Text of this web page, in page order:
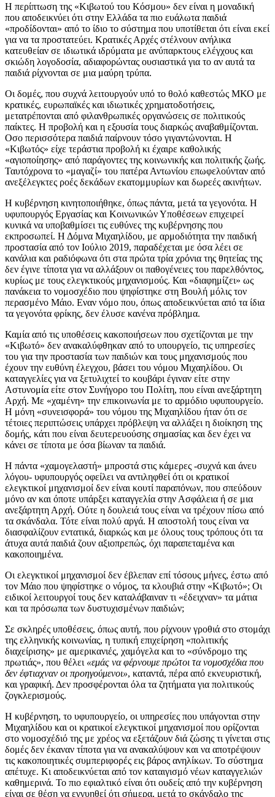
Η περίπτωση της «Κιβωτού του Κόσμου» δεν είναι η μοναδική
που αποδεικνύει ότι στην Ελλάδα τα πιο ευάλωτα παιδιά
«προδίδονται» από το ίδιο το σύστημα που υποτίθεται ότι είναι εκεί
για να τα προστατεύει. Κρατικές Αρχές στέλνουν ανήλικα
κατευθείαν σε ιδιωτικά ιδρύματα με ανύπαρκτους ελέγχους και
σκιώδη λογοδοσία, αδιαφορώντας ουσιαστικά για το αν αυτά τα
παιδιά ρίχνονται σε μια μαύρη τρύπα.
Οι δομές, που συχνά λειτουργούν υπό το θολό καθεστώς ΜΚΟ με
κρατικές, ευρωπαϊκές και ιδιωτικές χρηματοδοτήσεις,
μετατρέπονται από φιλανθρωπικές οργανώσεις σε πολιτικούς
παίκτες. Η προβολή και η εξουσία τους διαρκώς αναβαθμίζονται.
Οσο περισσότερα παιδιά παίρνουν τόσο γιγαντώνονται. Η
«Κιβωτός» είχε τεράστια προβολή κι έχαιρε καθολικής
«αγιοποίησης» από παράγοντες της κοινωνικής και πολιτικής ζωής.
Ταυτόχρονα το «μαγαζί» του πατέρα Αντωνίου επωφελούνταν από
ανεξέλεγκτες ροές δεκάδων εκατομμυρίων και δωρεές ακινήτων.
Η κυβέρνηση κινητοποιήθηκε, όπως πάντα, μετά τα γεγονότα. Η
υφυπουργός Εργασίας και Κοινωνικών Υποθέσεων επιχειρεί
κυνικά να υποβαθμίσει τις ευθύνες της κυβέρνησης που
εκπροσωπεί. Η Δόμνα Μιχαηλίδου, με αρμοδιότητα την παιδική
προστασία από τον Ιούλιο 2019, παραδέχεται με όσα λέει σε
κανάλια και ραδιόφωνα ότι στα πρώτα τρία χρόνια της θητείας της
δεν έγινε τίποτα για να αλλάξουν οι παθογένειες του παρελθόντος,
κυρίως με τους ελεγκτικούς μηχανισμούς. Και «διαφημίζει» ως
πανάκεια το νομοσχέδιο που ψηφίστηκε στη Βουλή μόλις τον
περασμένο Μάιο. Εναν νόμο που, όπως αποδεικνύεται από τα ίδια
τα γεγονότα φρίκης, δεν έλυσε κανένα πρόβλημα.
Καμία από τις υποθέσεις κακοποιήσεων που σχετίζονται με την
«Κιβωτό» δεν ανακαλύφθηκαν από το υπουργείο, τις υπηρεσίες
του για την προστασία των παιδιών και τους μηχανισμούς που
έχουν την ευθύνη έλεγχου, βάσει του νόμου Μιχαηλίδου. Οι
καταγγελίες για να ξετυλιχτεί το κουβάρι έγιναν είτε στην
Αστυνομία είτε στον Συνήγορο του Πολίτη, που είναι ανεξάρτητη
Αρχή. Με «χαμένη» την επικοινωνία με το αρμόδιο υφυπουργείο.
Η μόνη «συνεισφορά» του νόμου της Μιχαηλίδου ήταν ότι σε
τέτοιες περιπτώσεις υπάρχει πρόβλεψη να αλλάξει η διοίκηση της
δομής, κάτι που είναι δευτερευούσης σημασίας και δεν έχει να
κάνει σε τίποτα με όσα βίωναν τα παιδιά.
Η πάντα «χαμογελαστή» μπροστά στις κάμερες -συχνά και άνευ
λόγου- υφυπουργός οφείλει να αντιληφθεί ότι οι κρατικοί
ελεγκτικοί μηχανισμοί δεν είναι κουτί παραπόνων, που σπεύδουν
μόνο αν και όποτε υπάρξει καταγγελία στην Ασφάλεια ή σε μια
ανεξάρτητη Αρχή. Ούτε η δουλειά τους είναι να τρέχουν πίσω από
τα σκάνδαλα. Τότε είναι πολύ αργά. Η αποστολή τους είναι να
διασφαλίζουν εντατικά, διαρκώς και με όλους τους τρόπους ότι τα
άτυχα αυτά παιδιά ζουν αξιοπρεπώς, όχι παραπεταμένα και
κακοποιημένα.
Οι ελεγκτικοί μηχανισμοί δεν έβλεπαν επί τόσους μήνες, έστω από
τον Μάιο που ψηφίστηκε ο νόμος, τα κλουβιά στην «Κιβωτό»; Οι
ειδικοί λειτουργοί τους δεν καταλάβαιναν τι «έδειχναν» τα μάτια
και τα πρόσωπα των δυστυχισμένων παιδιών;
Σε σκληρές υποθέσεις, όπως αυτή, που ρίχνουν γροθιά στο στομάχι
της ελληνικής κοινωνίας, η τυπική επιχείρηση «πολιτικής
διαχείρισης» με αμερικανιές, χαμόγελα και το «σύνδρομο της
πρωτιάς», που θέλει «εμάς να φέρνουμε πρώτοι τα νομοσχέδια που
δεν έφτιαχναν οι προηγούμενοι», καταντά, πέρα από εκνευριστική,
και γραφική. Δεν προσφέρονται όλα τα ζητήματα για πολιτικούς
ζογκλερισμούς.
Η κυβέρνηση, το υφυπουργείο, οι υπηρεσίες που υπάγονται στην
Μιχαηλίδου και οι κρατικοί ελεγκτικοί μηχανισμοί που ορίζονται
στο νομοσχέδιό της με χρέος να εξετάζουν διά ζώσης τι γίνεται στις
δομές δεν έκαναν τίποτα για να ανακαλύψουν και να αποτρέψουν
τις κακοποιητικές συμπεριφορές εις βάρος ανηλίκων. Το σύστημα
απέτυχε. Κι αποδεικνύεται από τον καταιγισμό νέων καταγγελιών
καθημερινά. Το πιο εφιαλτικό είναι ότι ουδείς από την κυβέρνηση
είναι σε θέση να εγγυηθεί ότι σήμερα, μετά το σκάνδαλο της